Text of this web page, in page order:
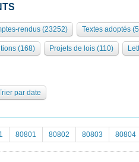
organes
Présidents Bureau Collège des
clés
l'Assemblée ... )
Bourbon
rendus (23252) Textes adoptés
(168) Projets de lois (110)
par date
1 80801 80802 80803 80804